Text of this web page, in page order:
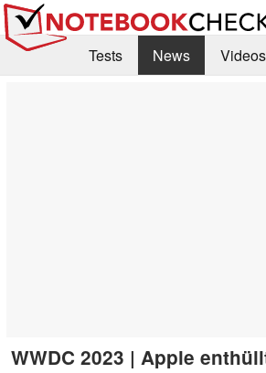
Tests News
Videos
WWDC 2023 | Apple